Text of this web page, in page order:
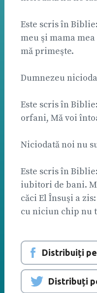
Este scris în Biblie:
meu şi mama
mă primeşte.
Dumnezeu
Este scris în Biblie:
orfani, Mă voi
Niciodată noi nu
Este scris în Biblie:
iubitori de bani.
căci El Însuşi a
cu niciun chip nu
Distribuiți
Distribuți